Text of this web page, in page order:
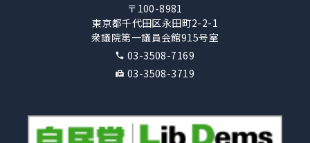
〒100-8981
東京都千代田区永田町2-2-1
衆議院第一議員会館915号室
03-3508-7169
03-3508-3719